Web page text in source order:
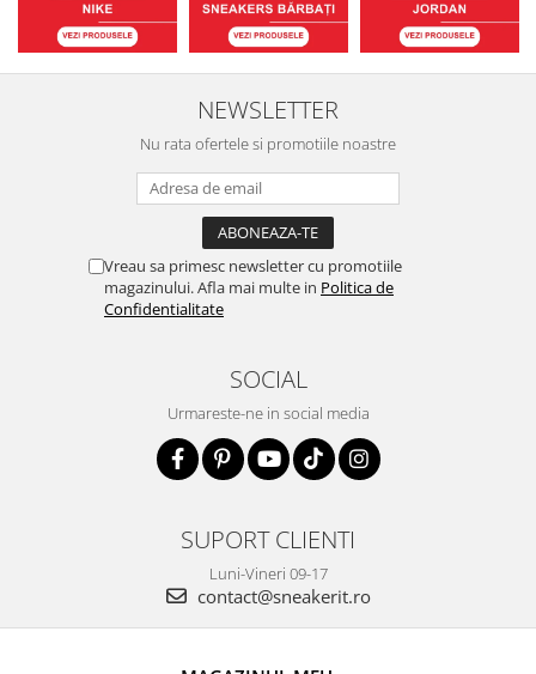
NEWSLETTER
Nu rata ofertele si promotiile noastre
Vreau sa primesc newsletter cu promotiile
magazinului. Afla mai multe in Politica de
Confidentialitate
SOCIAL
Urmareste-ne in social media
SUPORT CLIENTI
Luni-Vineri 09-17
contact@sneakerit.ro